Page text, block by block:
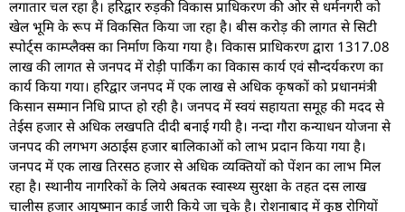
लगातार चल रहा है। हरिद्वार रुड़की विकास प्राधिकरण की ओर से धर्मनगरी को
खेल भूमि के रूप में विकसित किया जा रहा है। बीस करोड़ की लागत से सिटी
स्पोर्ट्स काम्प्लैक्स का निर्माण किया गया है। विकास प्राधिकरण द्वारा 1317.08
लाख की लागत से जनपद में रोड़ी पार्किंग का विकास कार्य एवं सौन्दर्यकरण का
कार्य किया गया। हरिद्वार जनपद में एक लाख से अधिक कृषकों को प्रधानमंत्री
किसान सम्मान निधि प्राप्त हो रही है। जनपद में स्वयं सहायता समूह की मदद से
तेईस हजार से अधिक लखपति दीदी बनाई गयी है। नन्दा गौरा कन्याधन योजना से
जनपद की लगभग अठाईस हजार बालिकाओं को लाभ प्रदान किया गया है।
जनपद में एक लाख तिरसठ हजार से अधिक व्यक्तियों को पेंशन का लाभ मिल
रहा है। स्थानीय नागरिकों के लिये अबतक स्वास्थ्य सुरक्षा के तहत दस लाख
चालीस हजार आयुष्मान कार्ड जारी किये जा चुके है। रोशनाबाद में कुष्ठ रोगियों